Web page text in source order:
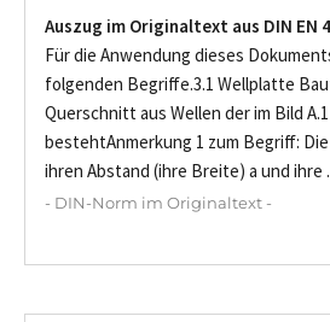
Auszug im Originaltext aus DIN EN
Für die Anwendung dieses
folgenden Begriffe.3.1 Wellplatte
Querschnitt aus Wellen der im Bild
bestehtAnmerkung 1 zum Begriff:
ihren Abstand (ihre Breite) a und ihre
- DIN-Norm im Originaltext -